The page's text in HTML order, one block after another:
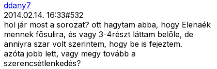
ddany7
2014.02.14. 16:33#532
hol jár most a sorozat? ott hagytam abba, hogy Elenaék
mennek fõsulira, és vagy 3-4részt láttam belõle, de
anniyra szar volt szerintem, hogy be is fejeztem.
azóta jobb lett, vagy megy tovább a
szerencsétlenkedés?